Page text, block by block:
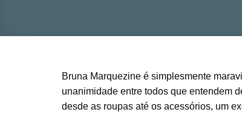
Bruna Marquezine é simplesmente
unanimidade entre todos que entendem
desde as roupas até os acessórios, um